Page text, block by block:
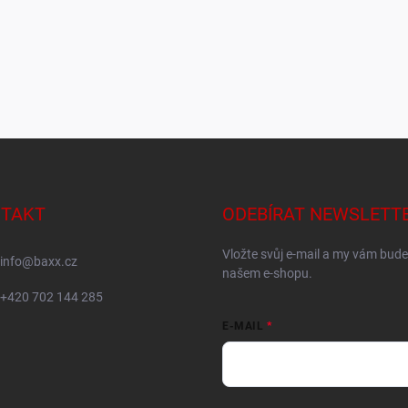
info@baxx.cz
+420 702 144 285
ODEBÍRAT
Vložte svůj e-mail a my vám
našem e-shopu.
E-MAIL